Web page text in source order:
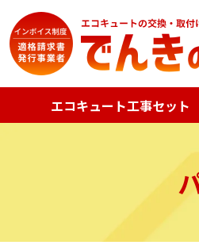
エコキュート工事セット